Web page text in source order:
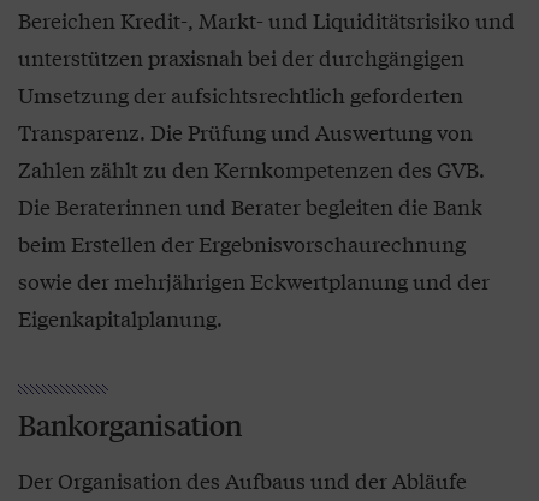
Bereichen Kredit-, Markt- und Liquiditätsrisiko und
unterstützen praxisnah bei der durchgängigen
Umsetzung der aufsichtsrechtlich geforderten
Transparenz. Die Prüfung und Auswertung von
Zahlen zählt zu den Kernkompetenzen des GVB.
Die Beraterinnen und Berater begleiten die Bank
beim Erstellen der Ergebnisvorschaurechnung
sowie der mehrjährigen Eckwertplanung und der
Eigenkapitalplanung.
Bankorganisation
Der Organisation des Aufbaus und der Abläufe